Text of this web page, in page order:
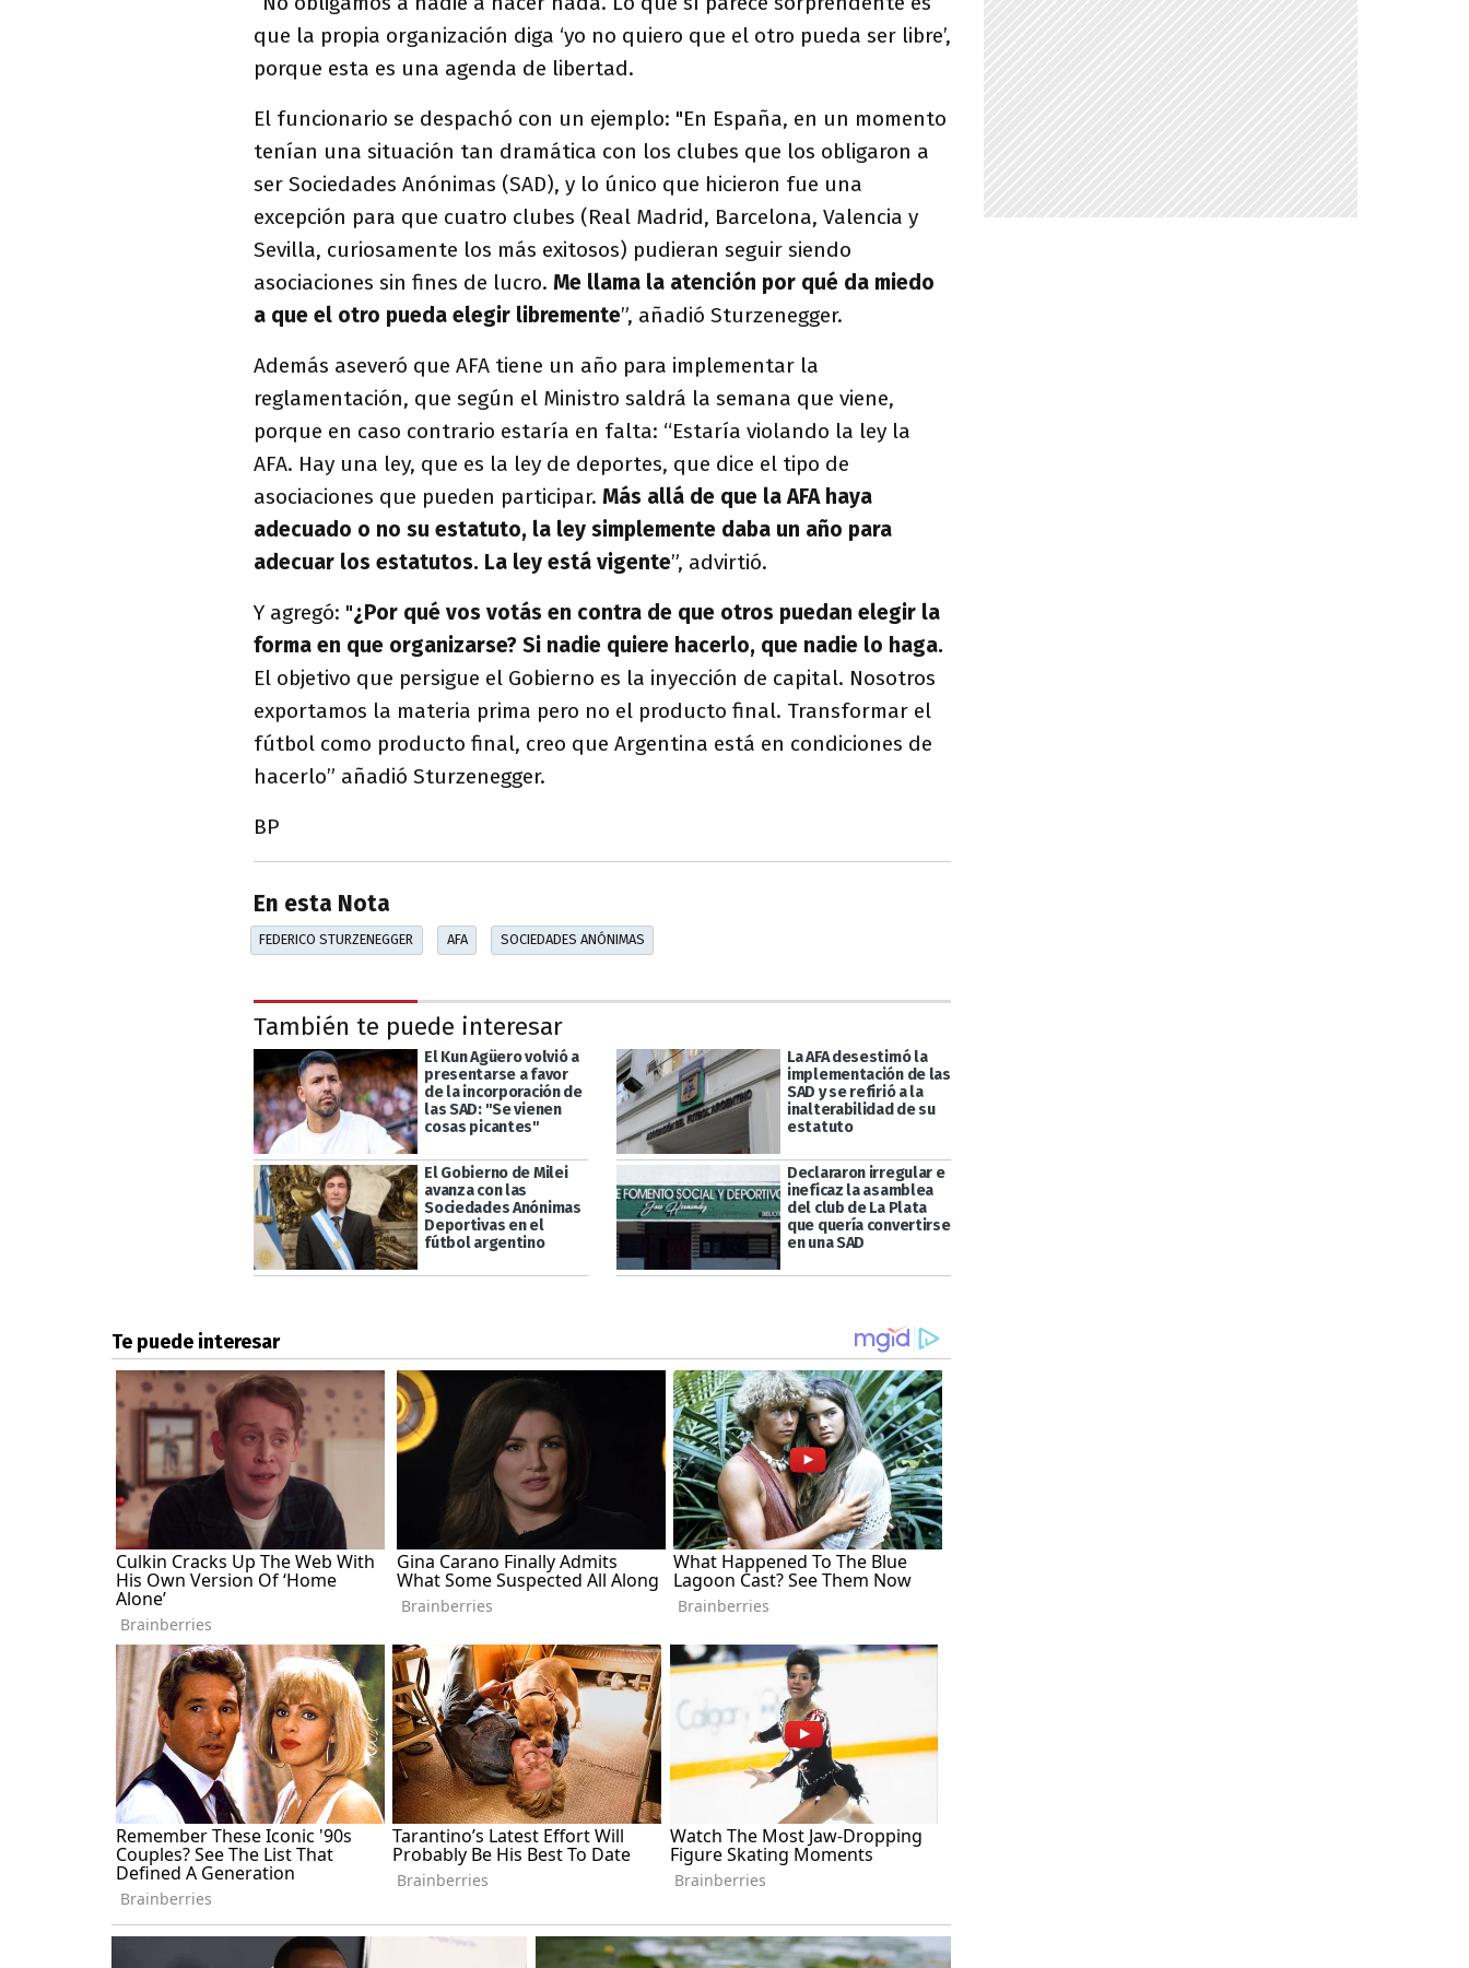
que la propia organización diga ‘yo no quiero que el otro pueda ser libre’,
porque esta es una agenda de libertad.
El funcionario se despachó con un ejemplo: "En España, en un momento
tenían una situación tan dramática con los clubes que los obligaron a
ser Sociedades Anónimas (SAD), y lo único que hicieron fue una
excepción para que cuatro clubes (Real Madrid, Barcelona, Valencia y
Sevilla, curiosamente los más exitosos) pudieran seguir siendo
asociaciones sin fines de lucro. Me llama la atención por qué da miedo
a que el otro pueda elegir libremente”, añadió Sturzenegger.
Además aseveró que AFA tiene un año para implementar la
reglamentación, que según el Ministro saldrá la semana que viene,
porque en caso contrario estaría en falta: “Estaría violando la ley la
AFA. Hay una ley, que es la ley de deportes, que dice el tipo de
asociaciones que pueden participar. Más allá de que la AFA haya
adecuado o no su estatuto, la ley simplemente daba un año para
adecuar los estatutos. La ley está vigente”, advirtió.
Y agregó: "¿Por qué vos votás en contra de que otros puedan elegir la
forma en que organizarse? Si nadie quiere hacerlo, que nadie lo haga.
El objetivo que persigue el Gobierno es la inyección de capital. Nosotros
exportamos la materia prima pero no el producto final. Transformar el
fútbol como producto final, creo que Argentina está en condiciones de
hacerlo” añadió Sturzenegger.
BP
En esta Nota
FEDERICO STURZENEGGER AFA SOCIEDADES ANÓNIMAS
También te puede interesar
El Kun Agüero volvió a
presentarse a favor
de la incorporación de
las SAD: "Se vienen
cosas picantes"
La AFA desestimó la
implementación de las
SAD y se refirió a la
inalterabilidad de su
estatuto
El Gobierno de Milei
avanza con las
Sociedades Anónimas
Deportivas en el
fútbol argentino
Declararon irregular e
ineficaz la asamblea
del club de La Plata
que quería convertirse
en una SAD